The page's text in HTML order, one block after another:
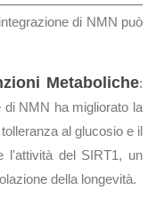
di NMN può
Metaboliche:
di NMN ha migliorato la
tolleranza al glucosio e il
l'attività del SIRT1, un
della longevità.